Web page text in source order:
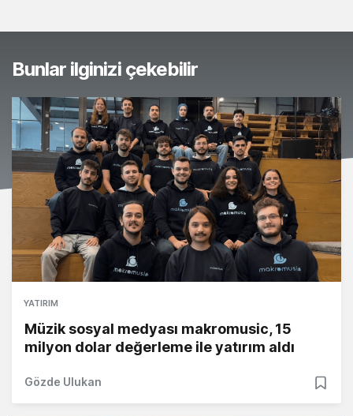
Bunlar ilginizi çekebilir
YATIRIM
Müzik sosyal medyası makromusic, 15
milyon dolar değerleme ile yatırım aldı
Gözde Ulukan